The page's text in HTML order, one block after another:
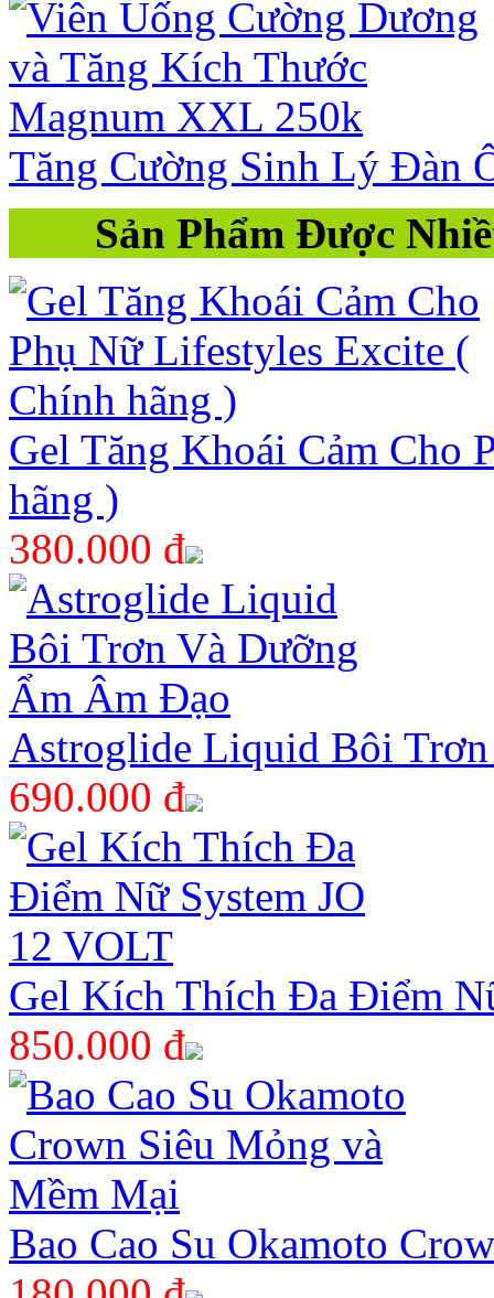
Tăng Cường Sinh Lý Đàn
Sản Phẩm Được
Gel Tăng Khoái Cảm Cho
hãng )
380.000 đ
Astroglide Liquid Bôi
690.000 đ
Gel Kích Thích Đa Điểm
850.000 đ
Bao Cao Su Okamoto